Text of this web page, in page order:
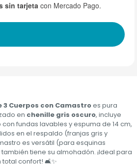
sin tarjetacon Mercado Pago.
3 Cuerpos con Camastroes pura
en chenille gris oscuro, incluye
fundas lavables y espuma de 14 cm,
en el respaldo (franjas gris y
es versátil (para esquinas
tiene su almohadón. ¡Ideal para
total confort! 🛋️✨